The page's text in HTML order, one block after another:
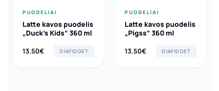
PUODELIAI
Latte kavos puodelis
„Duck’s Kids” 360 ml
13.50€ DIAFIDGET
PUODELIAI
Latte kavos puodelis
„Pigss” 360 ml
13.50€ DIAFIDGET